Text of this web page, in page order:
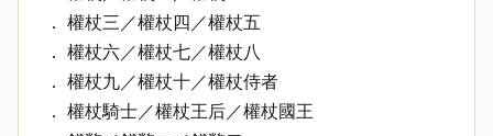
． 權杖三／權杖四／權杖五
． 權杖六／權杖七／權杖八
． 權杖九／權杖十／權杖侍者
． 權杖騎士／權杖王后／權杖國王